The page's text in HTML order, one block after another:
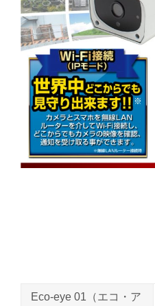
Eco-eye 01（エコ・ア